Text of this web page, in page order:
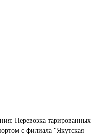
Перевозка тарированных
с филиала "Якутская